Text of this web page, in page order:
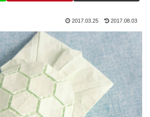
2017.03.25 2017.08.03